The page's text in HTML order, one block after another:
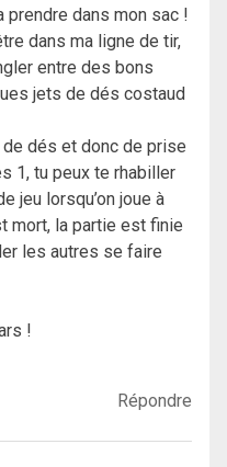
prendre dans mon sac !
dans ma ligne de tir,
entre des bons
jets de dés costaud
dés et donc de prise
1, tu peux te rhabiller
jeu lorsqu’on joue à
mort, la partie est finie
les autres se faire
!
Répondre